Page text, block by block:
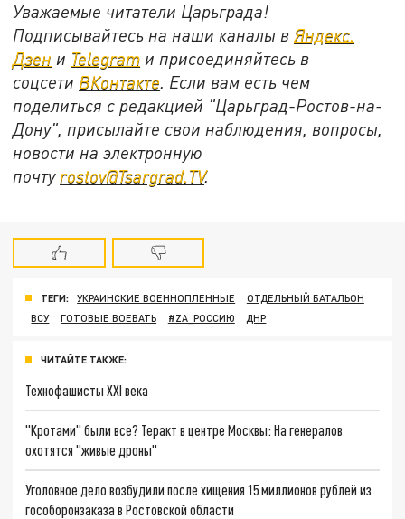
Уважаемые читатели Царьграда!
Подписывайтесь на наши каналы вЯндекс.
Дзен и Telegram и присоединяйтесь в
соцсети ВКонтакте. Если вам есть чем
поделиться с редакцией "Царьград-Ростов-на-
Дону", присылайте свои наблюдения, вопросы,
новости на электронную
почту rostov@Tsargrad.ТV.
ТЕГИ: УКРАИНСКИЕ ВОЕННОПЛЕННЫЕ
ОТДЕЛЬНЫЙ БАТАЛЬОН
ВСУ
ГОТОВЫЕ ВОЕВАТЬ #ZA_РОССИЮ ДНР
ЧИТАЙТЕ ТАКЖЕ:
Технофашисты XXI века
"Кротами" были все? Теракт в центре Москвы: На генералов
охотятся "живые дроны"
Уголовное дело возбудили после хищения 15 миллионов рублей из
гособоронзаказа в Ростовской области